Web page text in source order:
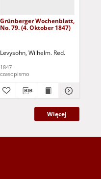
Grünberger Wochenblatt,
No. 79. (4. Oktober 1847)
Levysohn, Wilhelm. Red.
1847
czasopismo
Więcej